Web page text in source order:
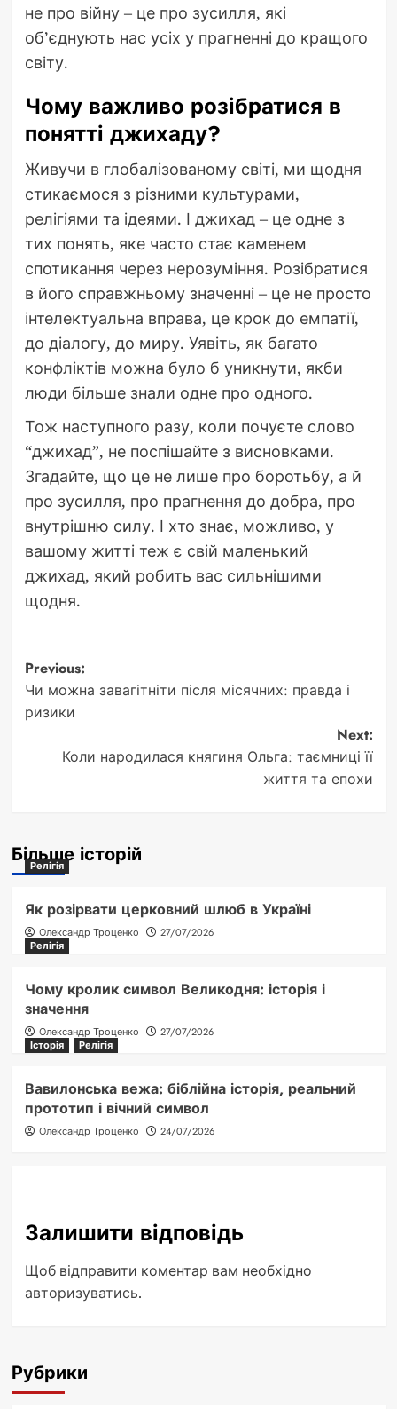
не про війну – це про зусилля, які
об’єднують нас усіх у прагненні до кращого
світу.
Чому важливо розібратися в
понятті джихаду?
Живучи в глобалізованому світі, ми щодня
стикаємося з різними культурами,
релігіями та ідеями. І джихад – це одне з
тих понять, яке часто стає каменем
спотикання через нерозуміння. Розібратися
в його справжньому значенні – це не просто
інтелектуальна вправа, це крок до емпатії,
до діалогу, до миру. Уявіть, як багато
конфліктів можна було б уникнути, якби
люди більше знали одне про одного.
Тож наступного разу, коли почуєте слово
“джихад”, не поспішайте з висновками.
Згадайте, що це не лише про боротьбу, а й
про зусилля, про прагнення до добра, про
внутрішню силу. І хто знає, можливо, у
вашому житті теж є свій маленький
джихад, який робить вас сильнішими
щодня.
Post
navigation
Previous:
Чи можна завагітніти після місячних: правда і
ризики
Next:
Коли народилася княгиня Ольга: таємниці її
життя та епохи
Більше історій
Релігія
Як розірвати церковний шлюб в Україні
Олександр Троценко
27/07/2026
Релігія
Чому кролик символ Великодня: історія і
значення
Олександр Троценко
27/07/2026
Історія
Релігія
Вавилонська вежа: біблійна історія, реальний
прототип і вічний символ
Олександр Троценко 24/07/2026
Залишити відповідь
Щоб відправити коментар вам необхідно
авторизуватись.
Рубрики